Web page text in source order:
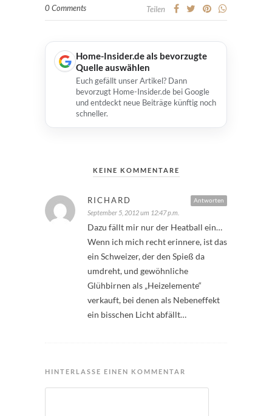
0 Comments Teilen
Home-Insider.de als bevorzugte
Quelle auswählen
Euch gefällt unser Artikel? Dann
bevorzugt Home-Insider.de bei Google
und entdeckt neue Beiträge künftig noch
schneller.
KEINE KOMMENTARE
Antworten
RICHARD
September 5, 2012 um 12:47 p.m.
Dazu fällt mir nur der Heatball ein…
Wenn ich mich recht erinnere, ist das
ein Schweizer, der den Spieß da
umdreht, und gewöhnliche
Glühbirnen als „Heizelemente“
verkauft, bei denen als Nebeneffekt
ein bisschen Licht abfällt…
HINTERLASSE EINEN KOMMENTAR